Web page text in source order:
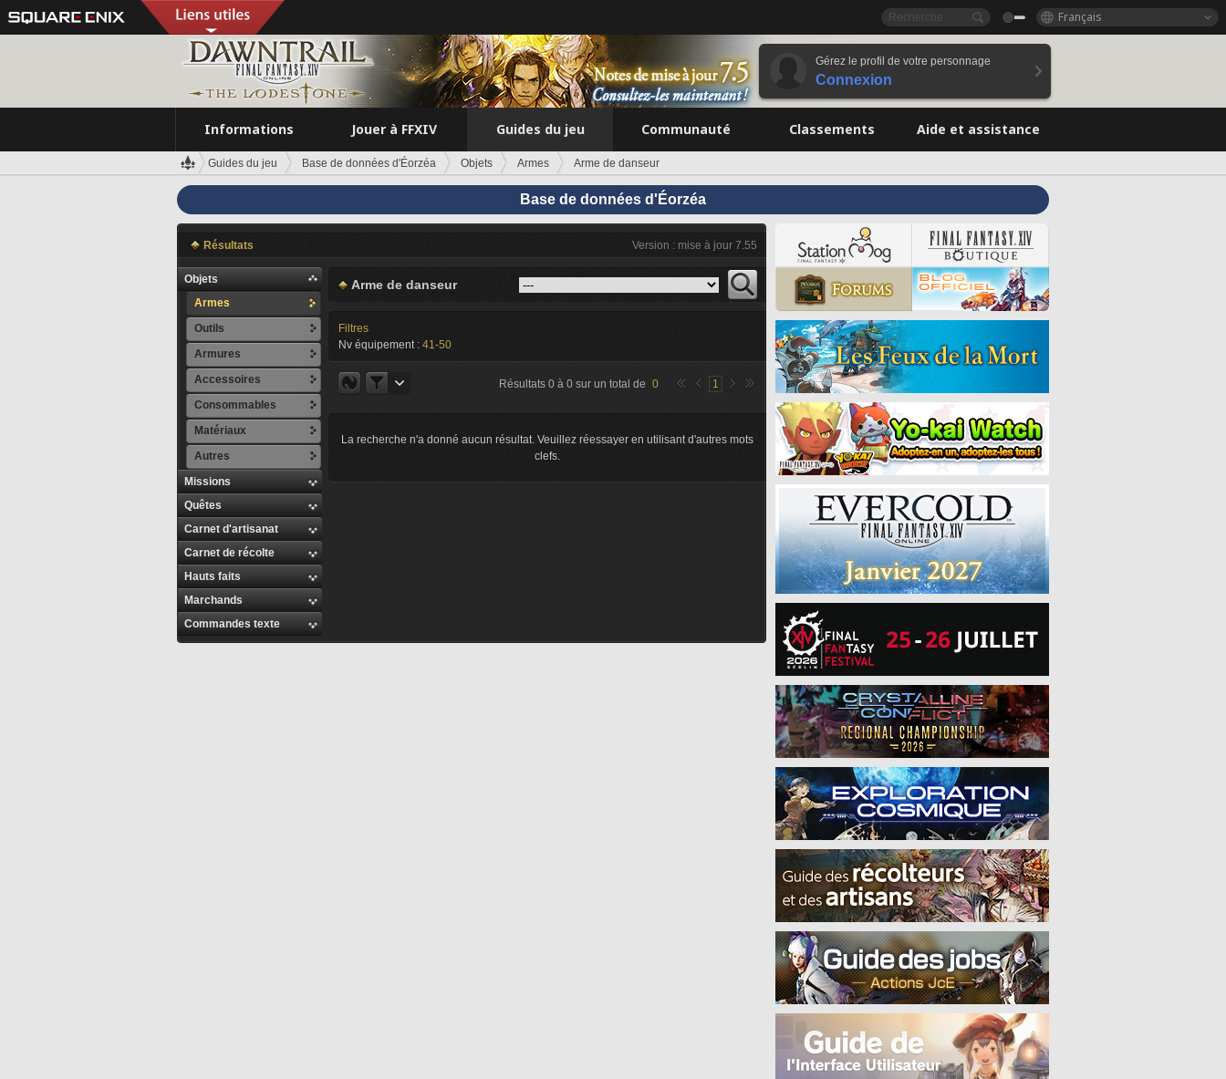
Français
Gérez le profil de votre personnage
Connexion
Informations Jouer à FFXIV Guides du jeu Communauté Classements Aide et assistance
Guides du jeu Base de données d'Éorzéa Objets Armes Arme de danseur
Base de données d'Éorzéa
Résultats Version : mise à jour 7.55
Objets
Armes
Outils
Armures
Accessoires
Consommables
Matériaux
Autres
Missions
Quêtes
Carnet d'artisanat
Carnet de récolte
Hauts faits
Marchands
Commandes texte
Arme de danseur
Filtres
Nv équipement : 41-50
Résultats 0 à 0 sur un total de 0 1
La recherche n'a donné aucun résultat. Veuillez réessayer en utilisant d'autres mots
clefs.